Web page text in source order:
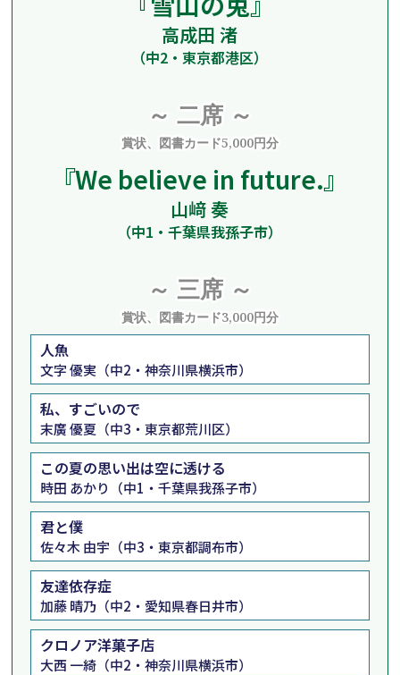
高成田 渚
（中2・東京都港区）
～ 二席 ～
賞状、図書カード5,000円分
『We believe in future.』
山﨑 奏
（中1・千葉県我孫子市）
～ 三席 ～
賞状、図書カード3,000円分
人魚
文字 優実（中2・神奈川県横浜市）
私、すごいので
末廣 優夏（中3・東京都荒川区）
この夏の思い出は空に透ける
時田 あかり（中1・千葉県我孫子市）
君と僕
佐々木 由宇（中3・東京都調布市）
友達依存症
加藤 晴乃（中2・愛知県春日井市）
クロノア洋菓子店
大西 一綺（中2・神奈川県横浜市）